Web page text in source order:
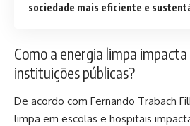
sociedade mais eficiente e
Como a energia limpa
instituições públicas?
De acordo com Fernando Trabach
limpa em escolas e hospitais